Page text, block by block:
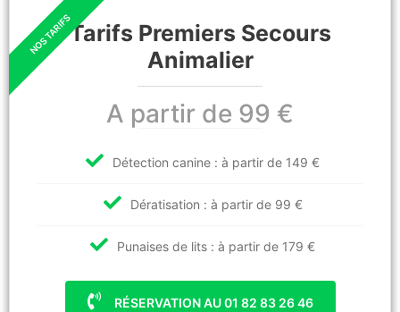
Tarifs Premiers Secours
Animalier
A partir de 99 €
Détection canine : à partir de 149 €
Dératisation : à partir de 99 €
Punaises de lits : à partir de 179 €
RÉSERVATION AU 01 82 83 26 46